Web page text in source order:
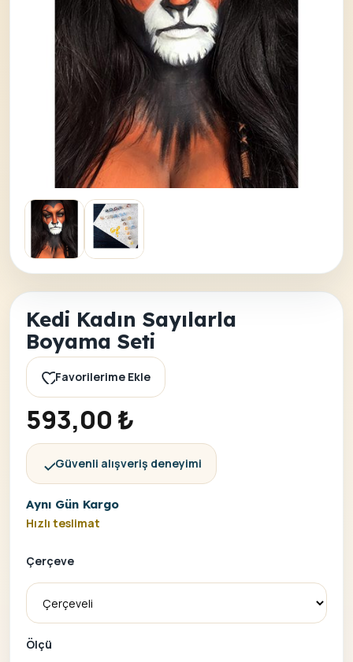
Kedi Kadın Sayılarla
Boyama Seti
Favorilerime Ekle
593,00 ₺
Güvenli alışveriş deneyimi
Aynı Gün Kargo
Hızlı teslimat
Çerçeve
Ölçü